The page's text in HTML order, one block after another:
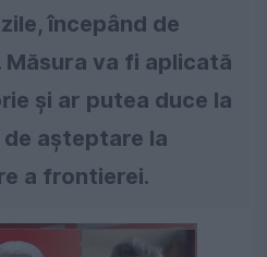
începând de
Măsura va fi aplicată
și ar putea duce la
așteptare la
a frontierei.